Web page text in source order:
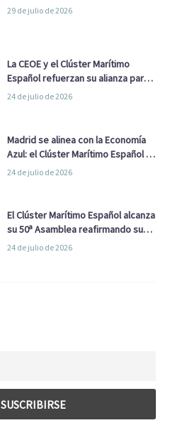
29 de julio de 2026
La CEOE y el Clúster Marítimo
Español refuerzan su alianza para
impulsar una estrategia Nacional
24 de julio de 2026
Madrid se alinea con la Economía
Azul: el Clúster Marítimo Español y
la Real Liga Naval avanzan alianzas
24 de julio de 2026
El Clúster Marítimo Español alcanza
su 50ª Asamblea reafirmando su
liderazgo en la Economía Azul
24 de julio de 2026